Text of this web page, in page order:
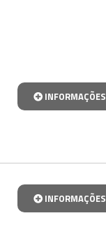
INFORMAÇÕES
INFORMAÇÕES